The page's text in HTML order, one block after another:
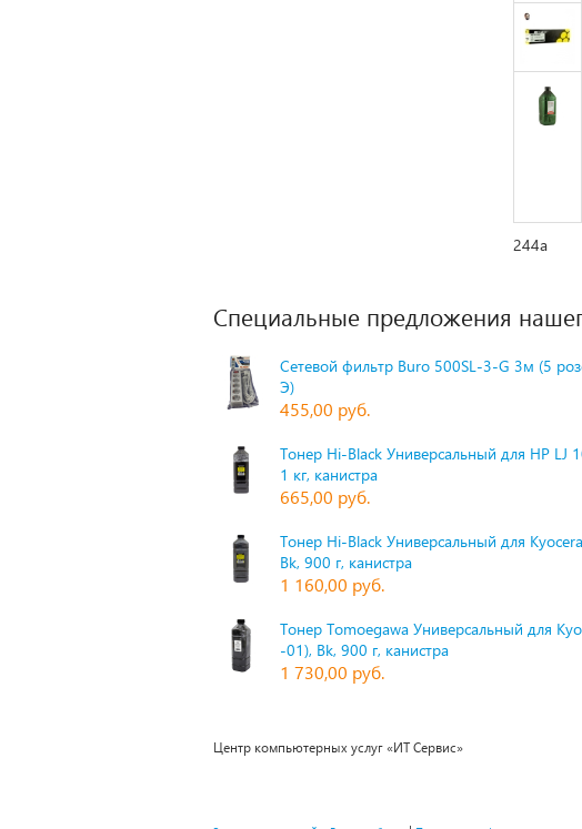
244а
Специальные предложения
Сетевой фильтр Buro 500SL-3-G 3м (5
Э)
455,00 руб.
Тонер Hi-Black Универсальный для HP LJ
1 кг, канистра
665,00 руб.
Тонер Hi-Black Универсальный для
Bk, 900 г, канистра
1 160,00 руб.
Тонер Tomoegawa Универсальный для
-01), Bk, 900 г, канистра
1 730,00 руб.
Центр компьютерных услуг «ИТ Сервис»